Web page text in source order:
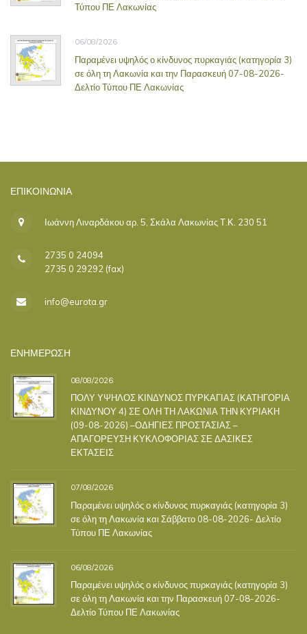
Τύπου ΠΕ Λακωνίας
06/08/2026
Παραμένει υψηλός ο κίνδυνος πυρκαγιάς (κατηγορία 3)
σε όλη τη Λακωνία και την Παρασκευή 07-08-2026-
Δελτίο Τύπου ΠΕ Λακωνίας
ΕΠΙΚΟΙΝΩΝΊΑ
Ιωάννη Λιναρδάκου αρ. 5, Σκάλα Λακωνίας Τ.Κ. 230 51
2735 0 24094
2735 0 29292 (fax)
info@eurota.gr
ΕΝΗΜΕΡΩΣΗ
08/08/2026
ΠΟΛΥ ΥΨΗΛΟΣ ΚΙΝΔΥΝΟΣ ΠΥΡΚΑΓΙΑΣ (ΚΑΤΗΓΟΡΙΑ
ΚΙΝΔΥΝΟΥ 4) ΣΕ ΟΛΗ ΤΗ ΛΑΚΩΝΙΑ ΤΗΝ ΚΥΡΙΑΚΗ
(09-08-2026) –ΟΔΗΓΙΕΣ ΠΡΟΣΤΑΣΙΑΣ –
ΑΠΑΓΟΡΕΥΣΗ ΚΥΚΛΟΦΟΡΙΑΣ ΣΕ ΔΑΣΙΚΕΣ
ΕΚΤΑΣΕΙΣ
07/08/2026
Παραμένει υψηλός ο κίνδυνος πυρκαγιάς (κατηγορία 3)
σε όλη τη Λακωνία και Σάββατο 08-08-2026- Δελτίο
Τύπου ΠΕ Λακωνίας
06/08/2026
Παραμένει υψηλός ο κίνδυνος πυρκαγιάς (κατηγορία 3)
σε όλη τη Λακωνία και την Παρασκευή 07-08-2026-
Δελτίο Τύπου ΠΕ Λακωνίας